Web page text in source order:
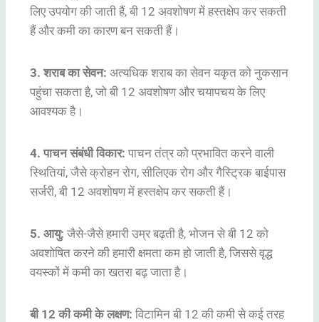
लिए उपयोग की जाती हैं, बी 12 अवशोषण में हस्तक्षेप कर सकती
हैं और कमी का कारण बन सकती हैं।
3. शराब का सेवन: अत्यधिक शराब का सेवन यकृत को नुकसान
पहुंचा सकता है, जो बी 12 अवशोषण और चयापचय के लिए
आवश्यक है।
4. पाचन संबंधी विकार: पाचन तंत्र को प्रभावित करने वाली
स्थितियां, जैसे क्रोहन रोग, सीलिएक रोग और गैस्ट्रिक बाईपास
सर्जरी, बी 12 अवशोषण में हस्तक्षेप कर सकती हैं।
5. आयु: जैसे-जैसे हमारी उम्र बढ़ती है, भोजन से बी 12 को
अवशोषित करने की हमारी क्षमता कम हो जाती है, जिससे वृद्ध
वयस्कों में कमी का खतरा बढ़ जाता है।
बी 12 की कमी के लक्षण: विटामिन बी 12 की कमी से कई तरह